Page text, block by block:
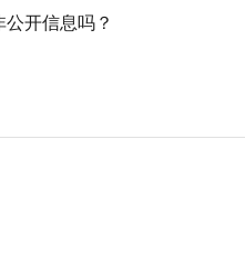
开信息吗？